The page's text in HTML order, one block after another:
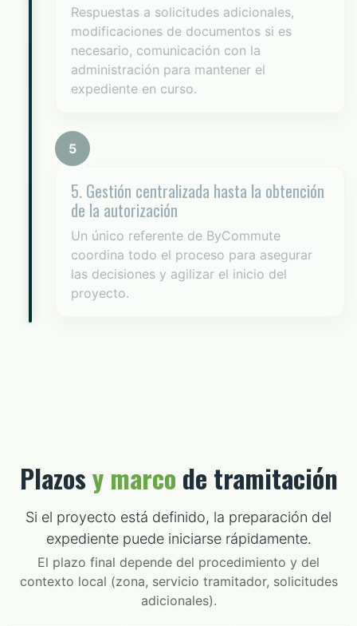
Respuestas a solicitudes adicionales,
modificaciones de documentos si es
necesario, comunicación con la
administración para mantener el
expediente en curso.
5
5. Gestión centralizada hasta la obtención
de la autorización
Un único referente de ByCommute
coordina todo el proceso para asegurar
las decisiones y agilizar el inicio del
proyecto.
Plazosy marco de tramitación
Si el proyecto está definido, la preparación del
expediente puede iniciarse rápidamente.
El plazo final depende del procedimiento y del
contexto local (zona, servicio tramitador, solicitudes
adicionales).